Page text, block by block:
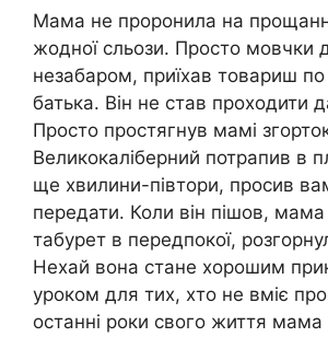
Мама не проронила на
жодної сльози. Просто мовчки
незабаром, приїхав товариш по
батька. Він не став проходити
Просто простягнув мамі
Великокаліберний потрапив в
ще хвилини-півтори, просив
передати. Коли він пішов, мама
табурет в передпокої,
Нехай вона стане хорошим
уроком для тих, хто не вміє
останні роки свого життя мама